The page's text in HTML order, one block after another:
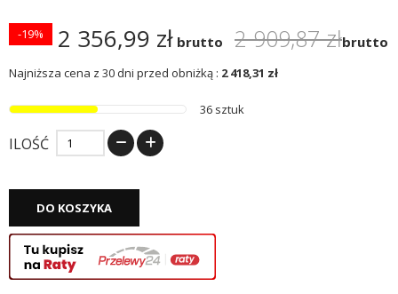
2 356,99 zł brutto 2 909,87 złbrutto
-19%
Najniższa cena z 30 dni przed obniżką : 2 418,31 zł
36 sztuk
ILOŚĆ
DO KOSZYKA